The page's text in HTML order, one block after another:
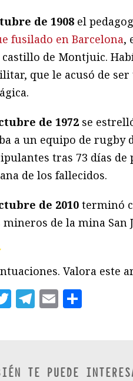
de 1908 el
fusilado en Barcelona,
de Montjuic.
que le acusó de
de 1972 se
a un equipo de rugby
tras 73 días
de los fallecidos.
de 2010 terminó
mineros de la mina San
Valora este
Twitter
Telegram
Email
TE PUEDE